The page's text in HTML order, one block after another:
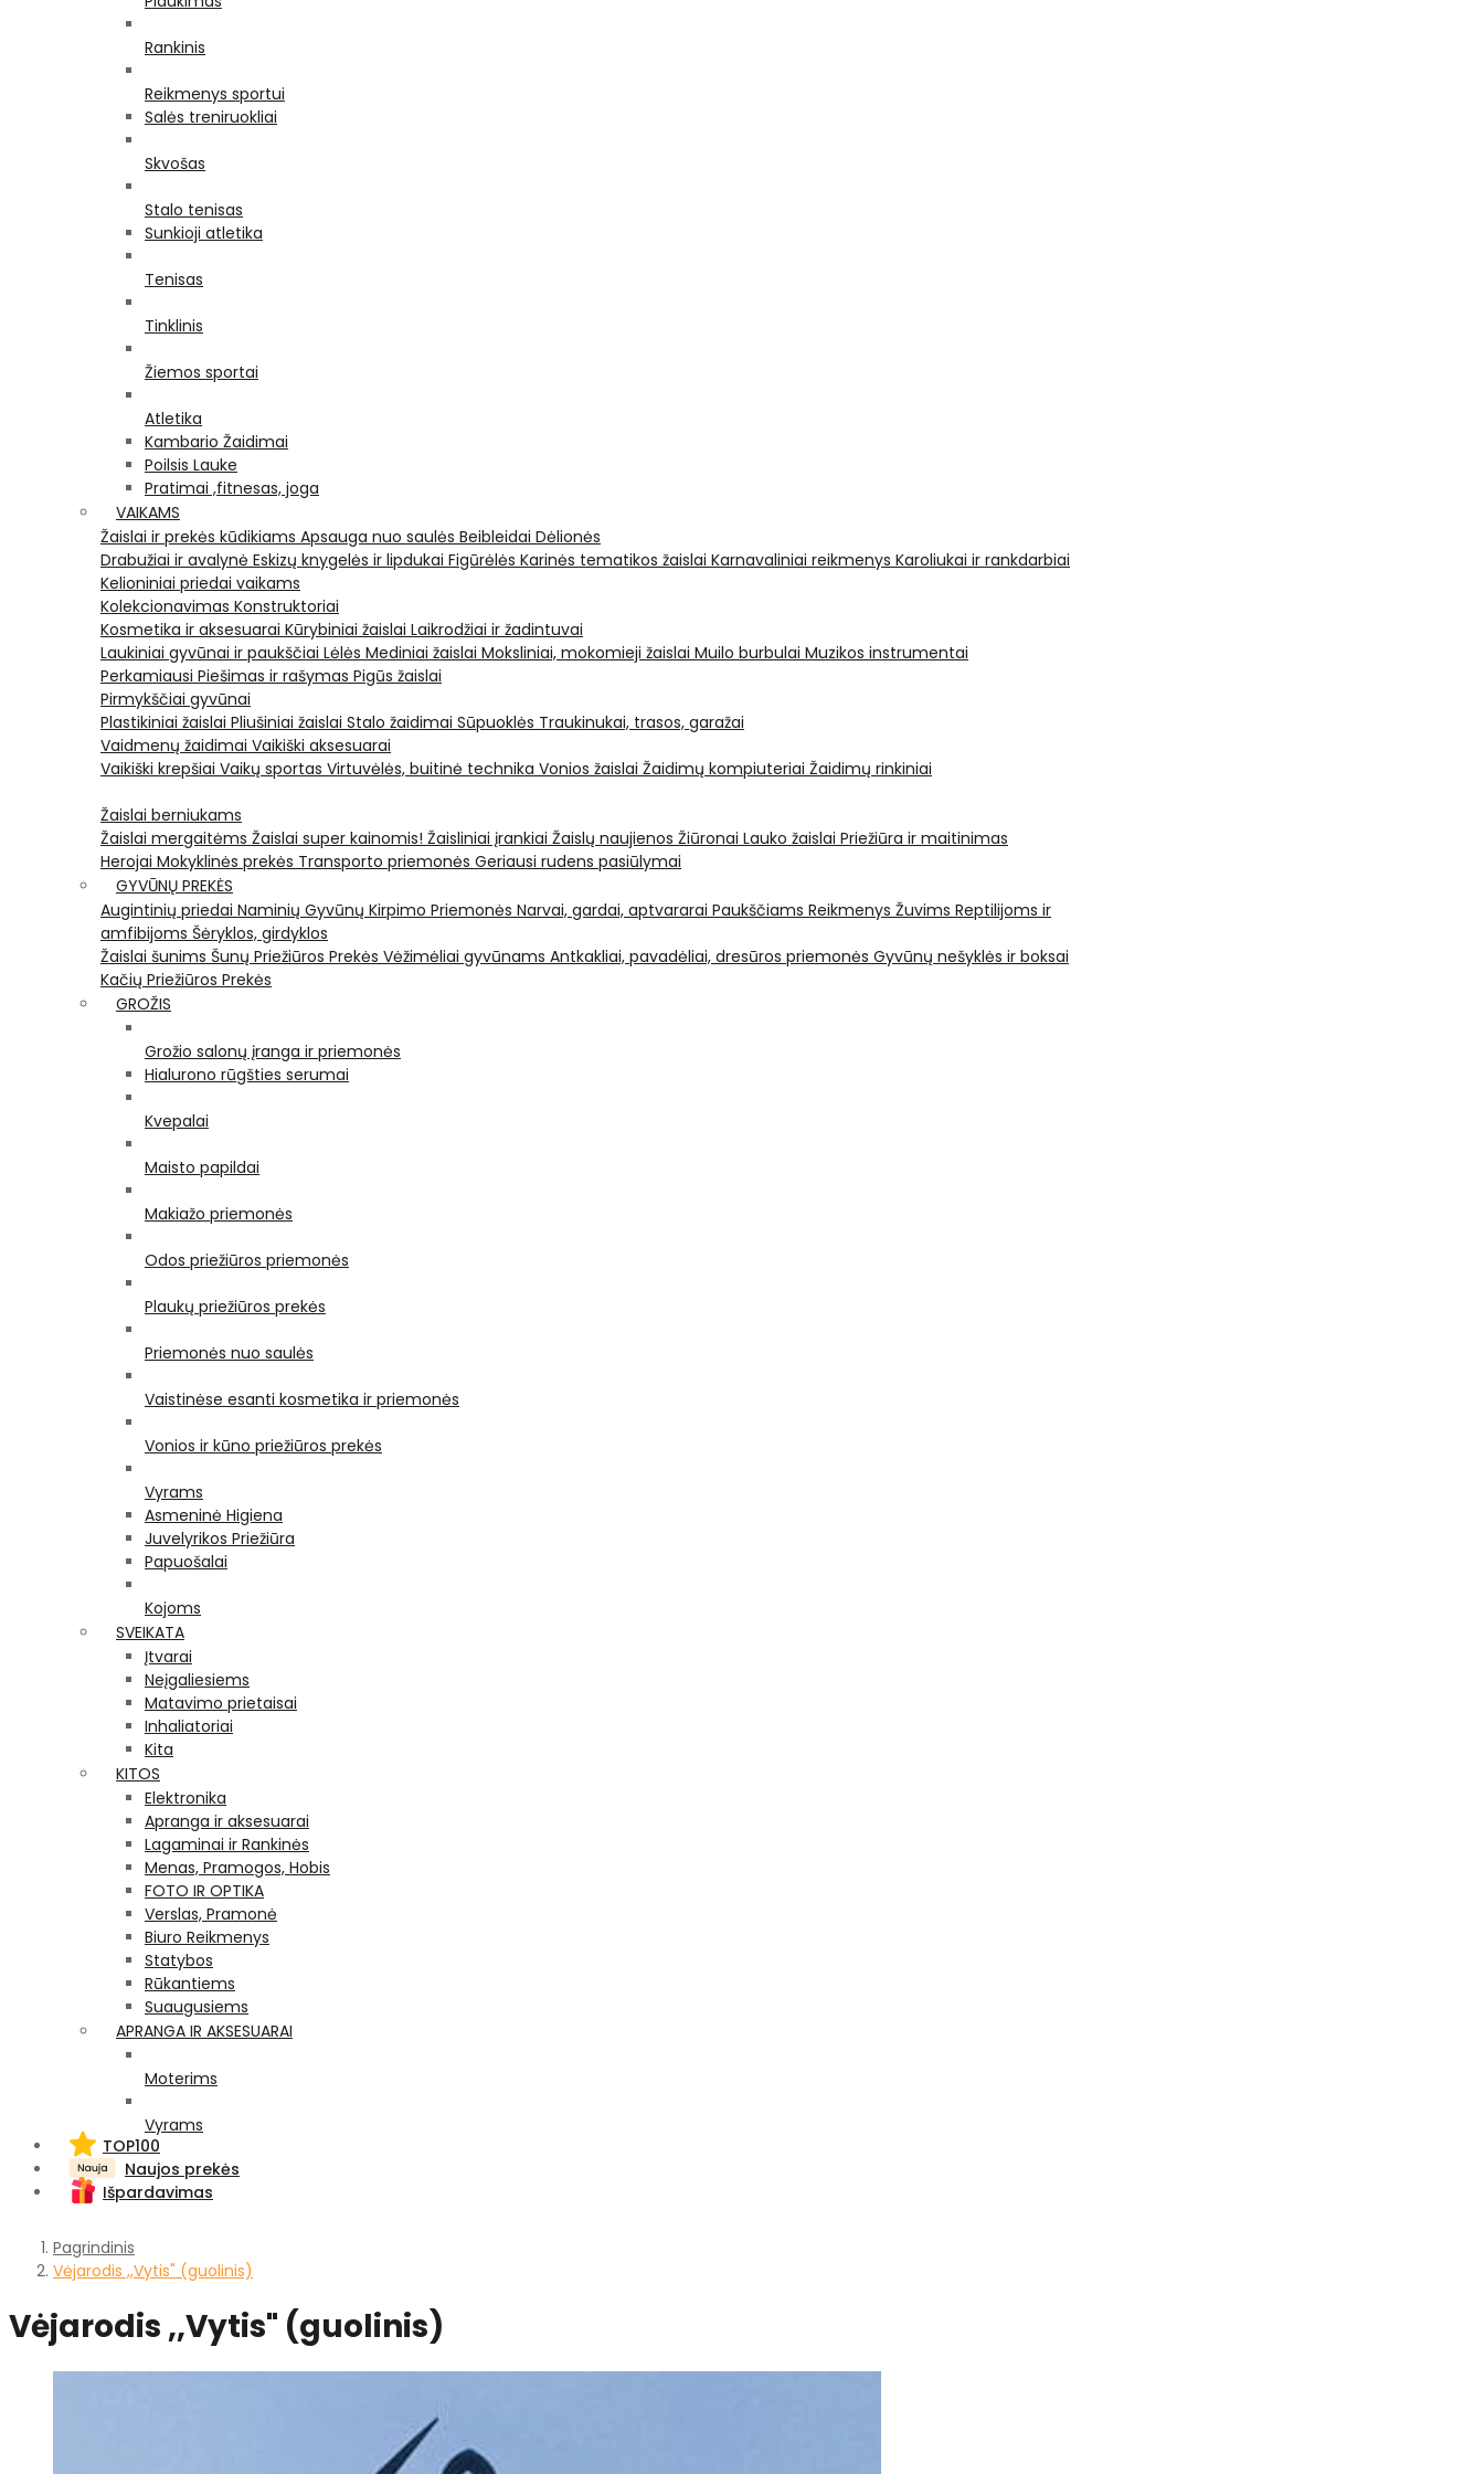
Rankinis
Reikmenys sportui
Salės treniruokliai
Skvošas
Stalo tenisas
Sunkioji atletika
Tenisas
Tinklinis
Žiemos sportai
Atletika
Kambario Žaidimai
Poilsis Lauke
Pratimai ,fitnesas, joga
VAIKAMS
Žaislai ir prekės kūdikiams Apsauga nuo saulės Beibleidai Dėlionės
Drabužiai ir avalynė Eskizų knygelės ir lipdukai Figūrėlės Karinės tematikos žaislai Karnavaliniai reikmenys Karoliukai ir rankdarbiai
Kelioniniai priedai vaikams
Kolekcionavimas Konstruktoriai
Kosmetika ir aksesuarai Kūrybiniai žaislai Laikrodžiai ir žadintuvai
Laukiniai gyvūnai ir paukščiai Lėlės Mediniai žaislai Moksliniai, mokomieji žaislai Muilo burbulai Muzikos instrumentai
Perkamiausi Piešimas ir rašymas Pigūs žaislai
Pirmykščiai gyvūnai
Plastikiniai žaislai Pliušiniai žaislai Stalo žaidimai Sūpuoklės Traukinukai, trasos, garažai
Vaidmenų žaidimai Vaikiški aksesuarai
Vaikiški krepšiai Vaikų sportas Virtuvėlės, buitinė technika Vonios žaislai Žaidimų kompiuteriai Žaidimų rinkiniai
Žaislai berniukams
Žaislai mergaitėms Žaislai super kainomis! Žaisliniai įrankiai Žaislų naujienos Žiūronai Lauko žaislai Priežiūra ir maitinimas
Herojai Mokyklinės prekės Transporto priemonės Geriausi rudens pasiūlymai
GYVŪNŲ PREKĖS
Augintinių priedai Naminių Gyvūnų Kirpimo Priemonės Narvai, gardai, aptvararai Paukščiams Reikmenys Žuvims Reptilijoms ir
amfibijoms Šėryklos, girdyklos
Žaislai šunims Šunų Priežiūros Prekės Vėžimėliai gyvūnams Antkakliai, pavadėliai, dresūros priemonės Gyvūnų nešyklės ir boksai
Kačių Priežiūros Prekės
GROŽIS
Grožio salonų įranga ir priemonės
Hialurono rūgšties serumai
Kvepalai
Maisto papildai
Makiažo priemonės
Odos priežiūros priemonės
Plaukų priežiūros prekės
Priemonės nuo saulės
Vaistinėse esanti kosmetika ir priemonės
Vonios ir kūno priežiūros prekės
Vyrams
Asmeninė Higiena
Juvelyrikos Priežiūra
Papuošalai
Kojoms
SVEIKATA
Įtvarai
Neįgaliesiems
Matavimo prietaisai
Inhaliatoriai
Kita
KITOS
Elektronika
Apranga ir aksesuarai
Lagaminai ir Rankinės
Menas, Pramogos, Hobis
FOTO IR OPTIKA
Verslas, Pramonė
Biuro Reikmenys
Statybos
Rūkantiems
Suaugusiems
APRANGA IR AKSESUARAI
Moterims
Vyrams
TOP100
Naujos prekės
Išpardavimas
Pagrindinis
Vėjarodis ,,Vytis" (guolinis)
Vėjarodis ,,Vytis" (guolinis)